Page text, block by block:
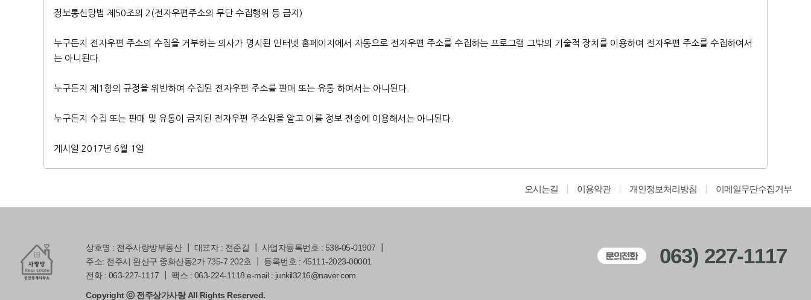
정보통신망법 제50조의 2(전자우편주소의 무단 수집행위 등 금지)
누구든지 전자우편 주소의 수집을 거부하는 의사가 명시된 인터넷 홈페이지에서 자동으로 전자우편 주소를 수집하는 프로그램 그밖의 기술적 장치를 이용하여 전자우편 주소를 수집하여서
는 아니된다.
누구든지 제1항의 규정을 위반하여 수집된 전자우편 주소를 판매 또는 유통 하여서는 아니된다.
누구든지 수집 또는 판매 및 유통이 금지된 전자우편 주소임을 알고 이를 정보 전송에 이용해서는 아니된다.
게시일 2017년 6월 1일
오시는길 이용약관 개인정보처리방침 이메일무단수집거부
상호명 : 전주사랑방부동산 ┃ 대표자 : 전준길 ┃ 사업자등록번호 : 538-05-01907 ┃
주소: 전주시 완산구 중화산동2가 735-7 202호 ┃ 등록번호 : 45111-2023-00001
전화 : 063-227-1117 ┃ 팩스 : 063-224-1118 e-mail : junkil3216@naver.com
Copyright ⓒ 전주상가사랑 All Rights Reserved.
063) 227-1117